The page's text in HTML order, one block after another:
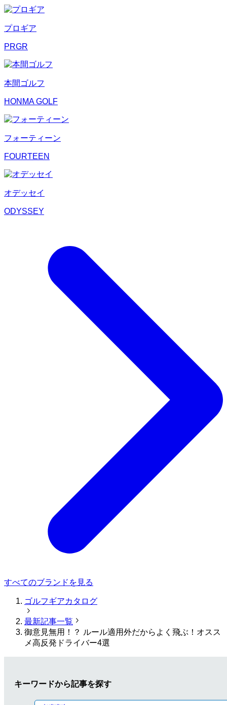
プロギア
PRGR
本間ゴルフ
HONMA GOLF
フォーティーン
FOURTEEN
オデッセイ
ODYSSEY
すべてのブランドを見る
ゴルフギアカタログ
最新記事一覧
御意見無用！？ ルール適用外だからよく飛ぶ！オスス
メ高反発ドライバー4選
キーワードから記事を探す